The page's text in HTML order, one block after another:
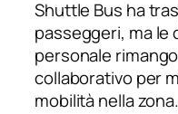
Shuttle Bus ha
passeggeri, ma
personale
collaborativo per
mobilità nella zona.